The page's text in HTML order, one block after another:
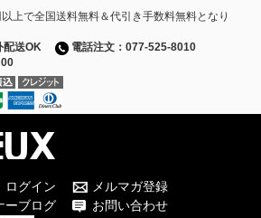
上で全国送料無料＆代引き手数料無料となり
配送OK
電話注文：077-525-8010
ログイン
メルマガ登録
ーブログ
お問い合わせ